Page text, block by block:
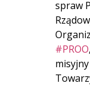
spraw
#PROO